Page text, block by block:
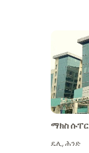
ማክስ
ዴሊ,ሕንድ